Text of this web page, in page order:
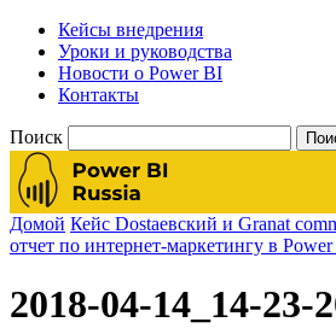
Кейсы внедрения
Уроки и руководства
Новости о Power BI
Контакты
Поиск
Домой Кейс Dostaевский и Granat
отчет по интернет-маркетингу в
2018-04-14_14-23-